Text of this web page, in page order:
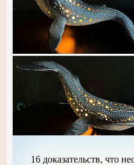
16 доказательств, что